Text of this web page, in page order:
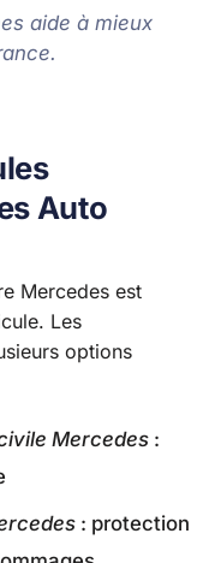
aide à mieux
Auto
Mercedes est
Les
options
Mercedes :
: protection